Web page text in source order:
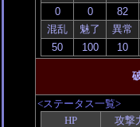
混乱 魅了 異常
<ステータス一覧>
HP
攻撃